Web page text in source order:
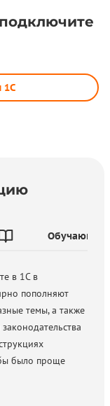
1С
Обучающие
в 1С в
пополняют
темы, а также
было проще